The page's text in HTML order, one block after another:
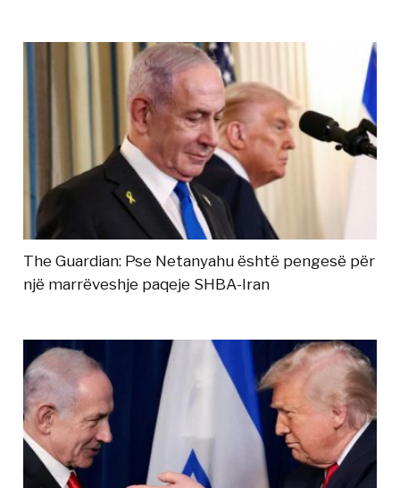
The Guardian: Pse Netanyahu është pengesë për
një marrëveshje paqeje SHBA-Iran